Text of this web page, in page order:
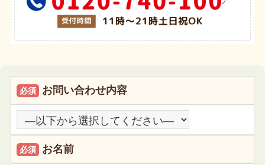
必須 お問い合わせ内容
必須 お名前